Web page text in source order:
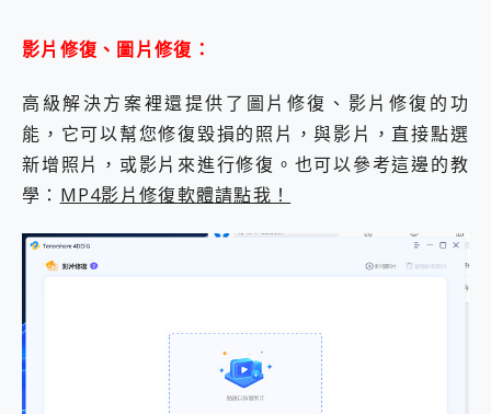
影片修復、圖片修復：
高級解決方案裡還提供了圖片修復、影片修復的功
能，它可以幫您修復毀損的照片，與影片，直接點選
新增照片，或影片來進行修復。也可以參考這邊的教
學： MP4影片修復軟體請點我！